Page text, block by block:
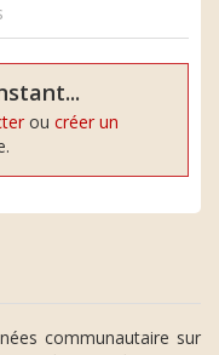
ou créer un
communautaire sur